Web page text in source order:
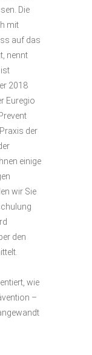
Die
mit
auf das
nennt
2018
Euregio
der
einige
wir Sie
den
wie
–